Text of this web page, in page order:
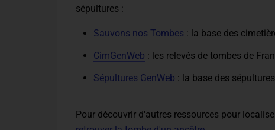
sépultures :
Sauvons nos Tombes : la base des
CimGenWeb : les relevés de tombes de
Sépultures GenWeb : la base des
Pour découvrir d'autres ressources pour